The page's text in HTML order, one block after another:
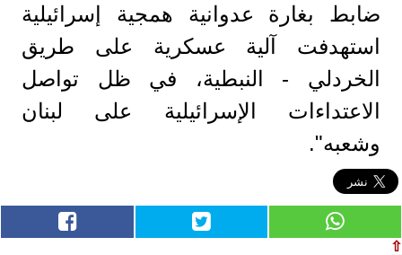
ضابط بغارة عدوانية همجية ​إسرائيل​ية
استهدفت آلية عسكرية على طريق
الخردلي - النبطية، في ظل تواصل
الاعتداءات الإسرائيلية على ​لبنان​
وشعبه".
⇧